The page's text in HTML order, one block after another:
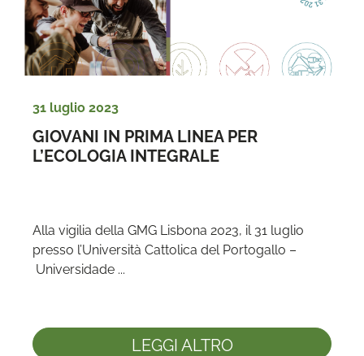
31 luglio 2023
GIOVANI IN PRIMA LINEA PER
L’ECOLOGIA INTEGRALE
Alla vigilia della GMG Lisbona 2023, il 31 luglio
presso l’Università Cattolica del Portogallo –
Universidade ...
LEGGI ALTRO